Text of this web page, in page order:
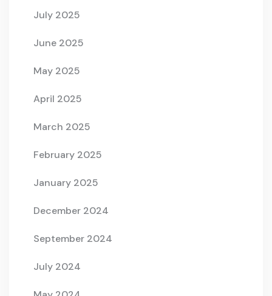
July 2025
June 2025
May 2025
April 2025
March 2025
February 2025
January 2025
December 2024
September 2024
July 2024